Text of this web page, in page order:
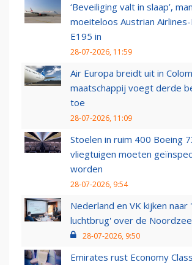
‘Beveiliging valt in slaap’,
moeiteloos Austrian
E195 in
28-07-2026, 11:59
Air Europa breidt uit in
maatschappij voegt derde
toe
28-07-2026, 11:09
Stoelen in ruim 400 Boeing
vliegtuigen moeten
worden
28-07-2026, 9:54
Nederland en VK kijken naar
luchtbrug' over de Noordzee
28-07-2026, 9:50
Emirates rust Economy